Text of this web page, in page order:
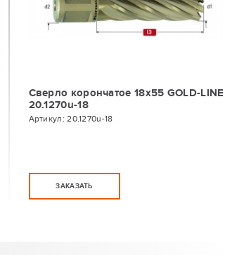
Сверло корончатое 18х55 GOLD-LINE
20.1270u-18
Артикул:20.1270u-18
ЗАКАЗАТЬ